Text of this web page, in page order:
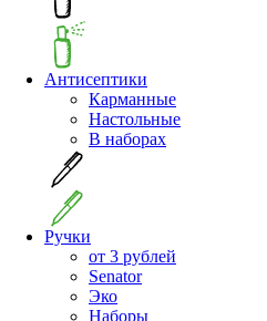
Антисептики
Карманные
Настольные
В наборах
Ручки
от 3 рублей
Senator
Эко
Наборы